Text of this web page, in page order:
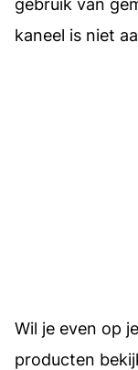
kaneel is niet
Wil je even op
producten